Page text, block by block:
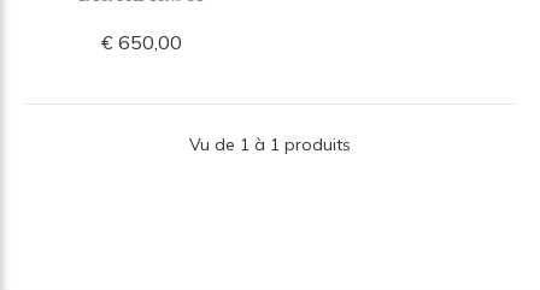
€ 650,00
Vu de 1 à 1 produits